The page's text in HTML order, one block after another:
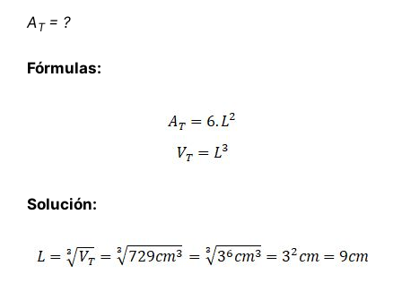
AT = ?
Fórmulas:
Solución: